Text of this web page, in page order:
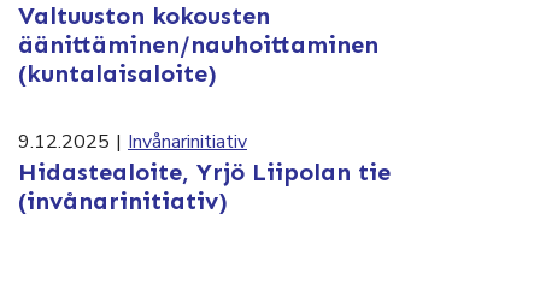
Valtuuston kokousten
äänittäminen/nauhoittaminen
(kuntalaisaloite)
9.12.2025 | Invånarinitiativ
Hidastealoite, Yrjö Liipolan tie
(invånarinitiativ)